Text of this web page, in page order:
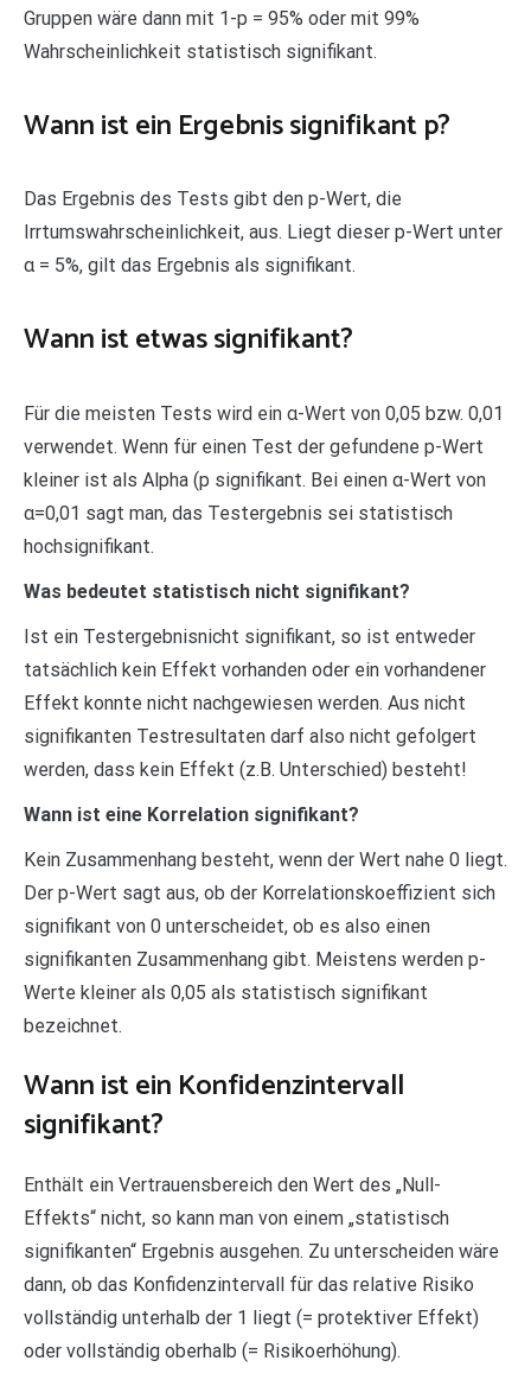
Gruppen wäre dann mit 1-p = 95% oder mit 99%
Wahrscheinlichkeit statistisch signifikant.
Wann ist ein Ergebnis signifikant p?
Das Ergebnis des Tests gibt den p-Wert, die
Irrtumswahrscheinlichkeit, aus. Liegt dieser p-Wert unter
α = 5%, gilt das Ergebnis als signifikant.
Wann ist etwas signifikant?
Für die meisten Tests wird ein α-Wert von 0,05 bzw. 0,01
verwendet. Wenn für einen Test der gefundene p-Wert
kleiner ist als Alpha (p signifikant. Bei einen α-Wert von
α=0,01 sagt man, das Testergebnis sei statistisch
hochsignifikant.
Was bedeutet statistisch nicht signifikant?
Ist ein Testergebnisnicht signifikant, so ist entweder
tatsächlich kein Effekt vorhanden oder ein vorhandener
Effekt konnte nicht nachgewiesen werden. Aus nicht
signifikanten Testresultaten darf also nicht gefolgert
werden, dass kein Effekt (z.B. Unterschied) besteht!
Wann ist eine Korrelation signifikant?
Kein Zusammenhang besteht, wenn der Wert nahe 0 liegt.
Der p-Wert sagt aus, ob der Korrelationskoeffizient sich
signifikant von 0 unterscheidet, ob es also einen
signifikanten Zusammenhang gibt. Meistens werden p-
Werte kleiner als 0,05 als statistisch signifikant
bezeichnet.
Wann ist ein Konfidenzintervall
signifikant?
Enthält ein Vertrauensbereich den Wert des „Null-
Effekts“ nicht, so kann man von einem „statistisch
signifikanten“ Ergebnis ausgehen. Zu unterscheiden wäre
dann, ob das Konfidenzintervall für das relative Risiko
vollständig unterhalb der 1 liegt (= protektiver Effekt)
oder vollständig oberhalb (= Risikoerhöhung).